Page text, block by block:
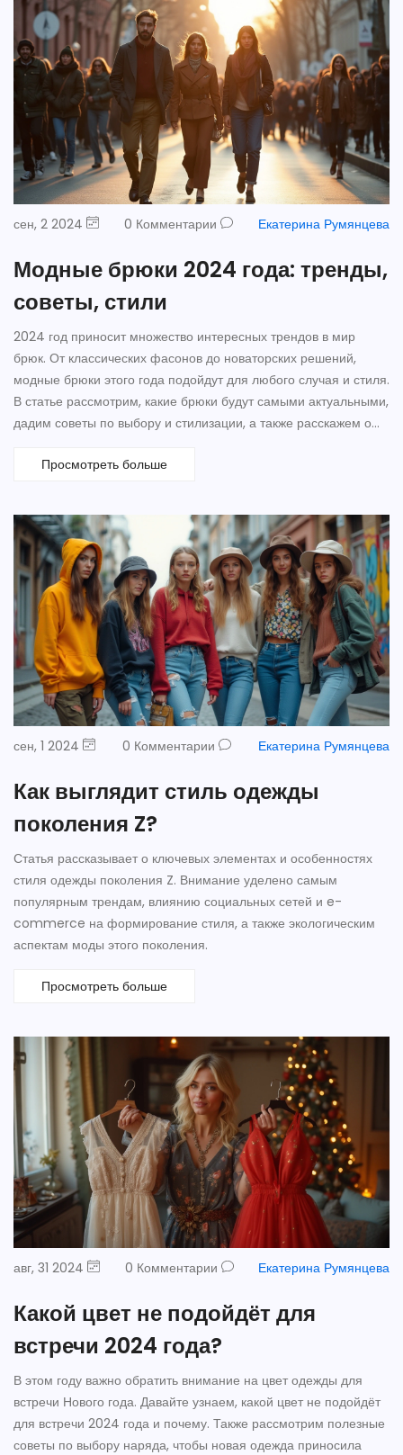
сен, 2 2024 0 Комментарии Екатерина Румянцева
Модные брюки 2024 года: тренды,
советы, стили
2024 год приносит множество интересных трендов в мир
брюк. От классических фасонов до новаторских решений,
модные брюки этого года подойдут для любого случая и стиля.
В статье рассмотрим, какие брюки будут самыми актуальными,
дадим советы по выбору и стилизации, а также расскажем о
удобству и практичности в сочетании с модными тенденциями.
Просмотреть больше
сен, 1 2024 0 Комментарии Екатерина Румянцева
Как выглядит стиль одежды
поколения Z?
Статья рассказывает о ключевых элементах и особенностях
стиля одежды поколения Z. Внимание уделено самым
популярным трендам, влиянию социальных сетей и e-
commerce на формирование стиля, а также экологическим
аспектам моды этого поколения.
Просмотреть больше
авг, 31 2024 0 Комментарии Екатерина Румянцева
Какой цвет не подойдёт для
встречи 2024 года?
В этом году важно обратить внимание на цвет одежды для
встречи Нового года. Давайте узнаем, какой цвет не подойдёт
для встречи 2024 года и почему. Также рассмотрим полезные
советы по выбору наряда, чтобы новая одежда приносила